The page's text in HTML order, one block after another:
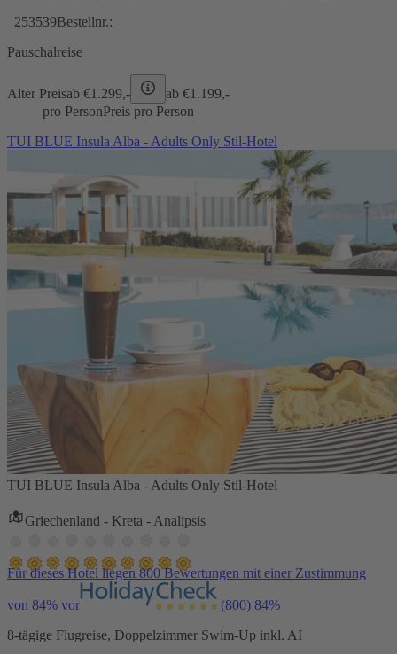
253539Bestellnr.:
Pauschalreise
Alter Preisab €1.299,- ab €1.199,-
pro PersonPreis pro Person
TUI BLUE Insula Alba - Adults Only Stil-Hotel
TUI BLUE Insula Alba - Adults Only Stil-Hotel
Griechenland - Kreta - Analipsis
Für dieses Hotel liegen 800 Bewertungen mit einer Zustimmung
von 84% vor (800) 84%
8-tägige Flugreise, Doppelzimmer Swim-Up inkl. AI